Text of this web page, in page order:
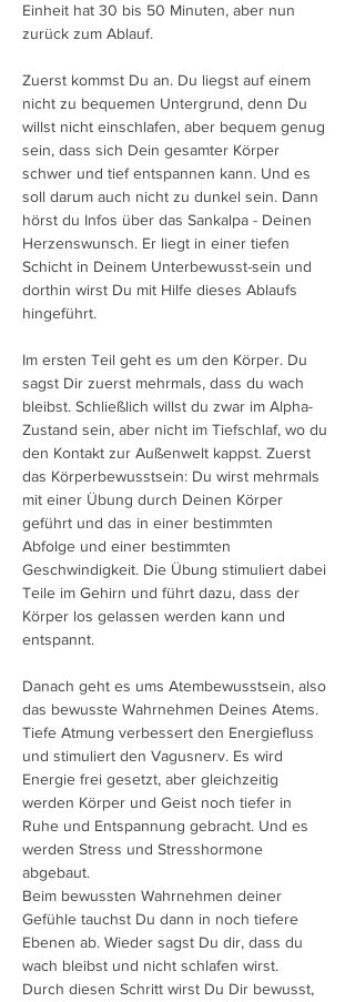
Einheit hat 30 bis 50 Minuten, aber nun
zurück zum Ablauf.
Zuerst kommst Du an. Du liegst auf einem
nicht zu bequemen Untergrund, denn Du
willst nicht einschlafen, aber bequem genug
sein, dass sich Dein gesamter Körper
schwer und tief entspannen kann. Und es
soll darum auch nicht zu dunkel sein. Dann
hörst du Infos über das Sankalpa - Deinen
Herzenswunsch. Er liegt in einer tiefen
Schicht in Deinem Unterbewusst-sein und
dorthin wirst Du mit Hilfe dieses Ablaufs
hingeführt.
Im ersten Teil geht es um den Körper. Du
sagst Dir zuerst mehrmals, dass du wach
bleibst. Schließlich willst du zwar im Alpha-
Zustand sein, aber nicht im Tiefschlaf, wo du
den Kontakt zur Außenwelt kappst. Zuerst
das Körperbewusstsein: Du wirst mehrmals
mit einer Übung durch Deinen Körper
geführt und das in einer bestimmten
Abfolge und einer bestimmten
Geschwindigkeit. Die Übung stimuliert dabei
Teile im Gehirn und führt dazu, dass der
Körper los gelassen werden kann und
entspannt.
Danach geht es ums Atembewusstsein, also
das bewusste Wahrnehmen Deines Atems.
Tiefe Atmung verbessert den Energiefluss
und stimuliert den Vagusnerv. Es wird
Energie frei gesetzt, aber gleichzeitig
werden Körper und Geist noch tiefer in
Ruhe und Entspannung gebracht. Und es
werden Stress und Stresshormone
abgebaut.
Beim bewussten Wahrnehmen deiner
Gefühle tauchst Du dann in noch tiefere
Ebenen ab. Wieder sagst Du dir, dass du
wach bleibst und nicht schlafen wirst.
Durch diesen Schritt wirst Du Dir bewusst,